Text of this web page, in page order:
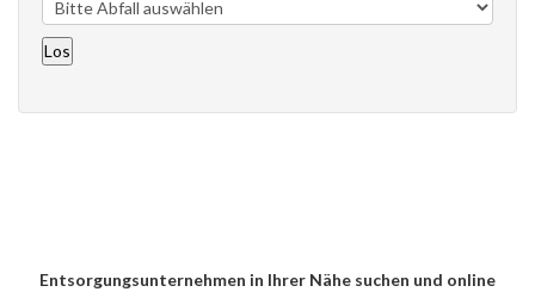
Entsorgungsunternehmen in Ihrer Nähe suchen und online